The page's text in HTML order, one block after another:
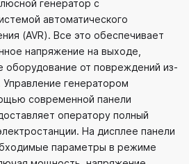
генератор с
автоматического
(AVR). Все это обеспечивает
напряжение на выходе,
от повреждений из-
Управление генератором
современной панели
оператору полный
На дисплее панели
параметры в режиме